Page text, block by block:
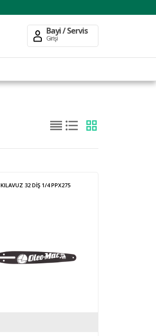
Bayi / Servis
Girişi
KILAVUZ 32 DİŞ 1/4 PPX275